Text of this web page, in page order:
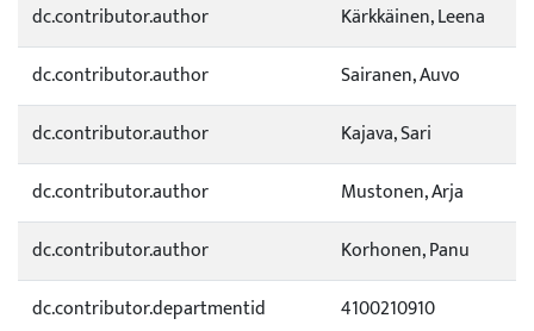
dc.contributor.author
Kärkkäinen, Leena
dc.contributor.author
Sairanen, Auvo
dc.contributor.author
Kajava, Sari
dc.contributor.author
Mustonen, Arja
dc.contributor.author
Korhonen, Panu
dc.contributor.departmentid
4100210910